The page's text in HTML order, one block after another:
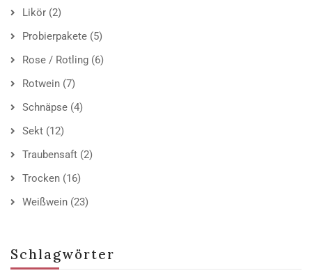
Likör (2)
Probierpakete (5)
Rose / Rotling (6)
Rotwein (7)
Schnäpse (4)
Sekt (12)
Traubensaft (2)
Trocken (16)
Weißwein (23)
Schlagwörter